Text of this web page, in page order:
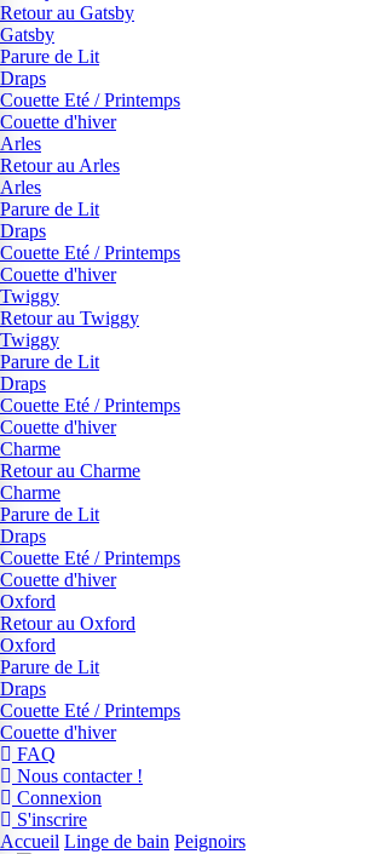
Retour au Gatsby
Gatsby
Parure de Lit
Draps
Couette Eté / Printemps
Couette d'hiver
Arles
Retour au Arles
Arles
Parure de Lit
Draps
Couette Eté / Printemps
Couette d'hiver
Twiggy
Retour au Twiggy
Twiggy
Parure de Lit
Draps
Couette Eté / Printemps
Couette d'hiver
Charme
Retour au Charme
Charme
Parure de Lit
Draps
Couette Eté / Printemps
Couette d'hiver
Oxford
Retour au Oxford
Oxford
Parure de Lit
Draps
Couette Eté / Printemps
Couette d'hiver
FAQ
Nous contacter !
Connexion
S'inscrire
Accueil Linge de bain Peignoirs